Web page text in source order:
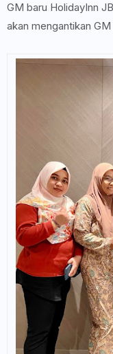
GM baru HolidayInn
akan mengantikan